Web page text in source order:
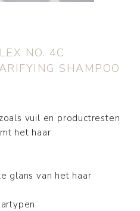
NO. 4C
SHAMPOO
vuil en productresten
het haar
glans van het haar